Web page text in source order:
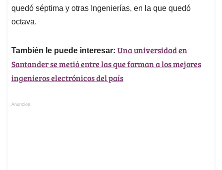
quedó séptima y otras Ingenierías, en la que quedó
octava.
También le puede interesar: Una universidad en
Santander se metió entre las que forman a los mejores
ingenieros electrónicos del país
Anuncios.